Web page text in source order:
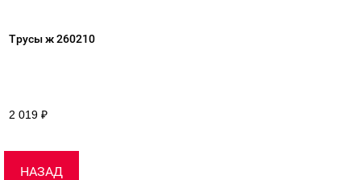
Трусы ж 260210
2 019 ₽
НАЗАД